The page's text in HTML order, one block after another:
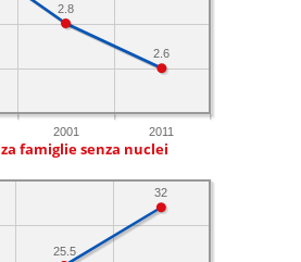
2001 2011
2.6
2.8
famiglie senza nuclei
32
25.5